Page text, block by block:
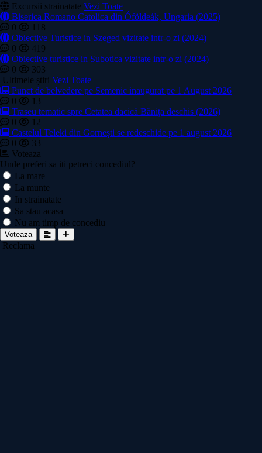
Excursii strainatate Vezi Toate
Biserica Romano Catolica din Óföldeák, Ungaria (2025)
0
118
Obiective Turistice in Szeged vizitate intr-o zi (2024)
0
419
Obiective turistice in Subotica vizitate intr-o zi (2024)
0
303
Ultimele știri Vezi Toate
Punct de belvedere pe Semenic inaugurat pe 1 August 2026
0
13
Traseu tematic spre Cetatea dacică Bănița deschis (2026)
0
12
Castelul Teleki din Gornești se redeschide pe 1 august 2026
0
33
Voteaza
Unde preferi sa iti petreci concediul?
La mare
La munte
In strainatate
Sa stau acasa
Nu am timp de concediu
Voteaza
Reclama